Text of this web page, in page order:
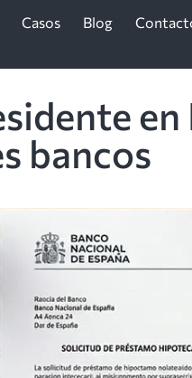
Casos Blog
bancos